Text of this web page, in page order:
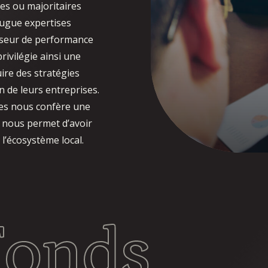
ou majoritaires
expertises
de performance
ainsi une
des stratégies
de leurs entreprises.
nous confère une
permet d’avoir
local.